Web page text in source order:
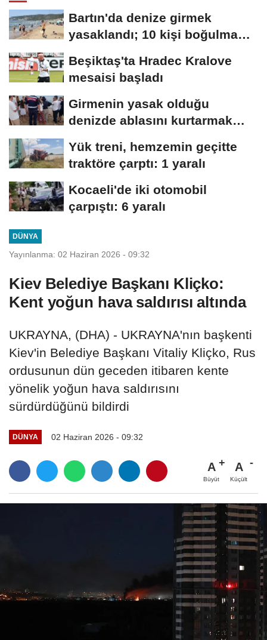
Bartın'da denize girmek
yasaklandı; 10 kişi boğulma
Beşiktaş'ta Hradec Kralove
mesaisi başladı
Girmenin yasak olduğu
denizde ablasını kurtarmak
Yük treni, hemzemin geçitte
traktöre çarptı: 1 yaralı
Kocaeli'de iki otomobil
çarpıştı: 6 yaralı
DÜNYA
Yayınlanma: 02 Haziran 2026 - 09:32
Kiev Belediye Başkanı Kliçko:
Kent yoğun hava saldırısı altında
UKRAYNA, (DHA) - UKRAYNA'nın başkenti
Kiev'in Belediye Başkanı Vitaliy Kliçko, Rus
ordusunun dün geceden itibaren kente
yönelik yoğun hava saldırısını
sürdürdüğünü bildirdi
DÜNYA 02 Haziran 2026 - 09:32
A
Büyüt
A
Küçült